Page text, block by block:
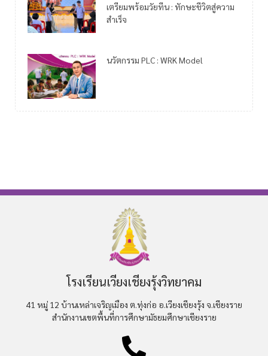
เตรียมพร้อมวัยทีน : ทักษะชีวิตสู่ความ
สำเร็จ
นวัตกรรม PLC : WRK Model
โรงเรียนเวียงเชียงรุ้งวิทยาคม
41 หมู่ 12 บ้านเหล่าเจริญเมือง ต.ทุ่งก่อ อ.เวียงเชียงรุ้ง จ.เชียงราย
สำนักงานเขตพื้นที่การศึกษามัธยมศึกษาเชียงราย